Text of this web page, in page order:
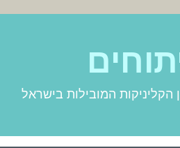
המובילות בישראל